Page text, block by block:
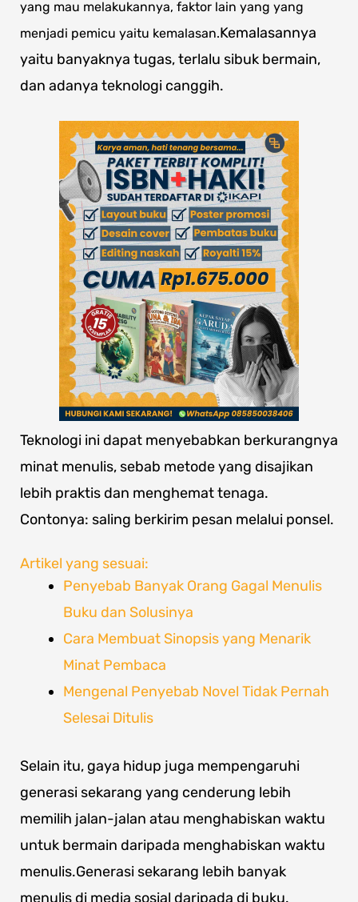
yang mau melakukannya, faktor lain yang yang
menjadi pemicu yaitu kemalasan.Kemalasannya
yaitu banyaknya tugas, terlalu sibuk bermain,
dan adanya teknologi canggih.
Teknologi ini dapat menyebabkan berkurangnya
minat menulis, sebab metode yang disajikan
lebih praktis dan menghemat tenaga.
Contonya: saling berkirim pesan melalui ponsel.
Artikel yang sesuai:
Penyebab Banyak Orang Gagal Menulis
Buku dan Solusinya
Cara Membuat Sinopsis yang Menarik
Minat Pembaca
Mengenal Penyebab Novel Tidak Pernah
Selesai Ditulis
Selain itu, gaya hidup juga mempengaruhi
generasi sekarang yang cenderung lebih
memilih jalan-jalan atau menghabiskan waktu
untuk bermain daripada menghabiskan waktu
menulis.Generasi sekarang lebih banyak
menulis di media sosial daripada di buku.